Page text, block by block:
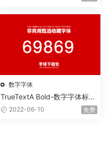
数字字体
TrueTextA Bold-数字字体标准
字 2022-06-10 免费